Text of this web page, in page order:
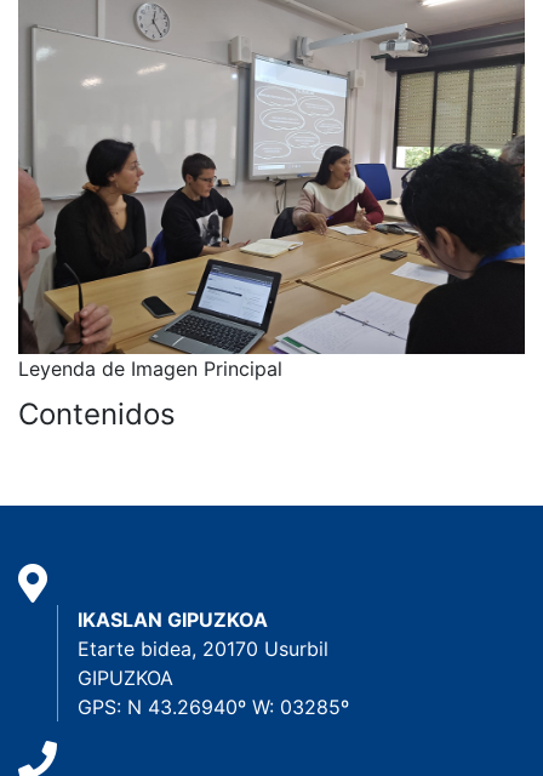
Leyenda de Imagen Principal
Contenidos
IKASLAN GIPUZKOA
Etarte bidea, 20170 Usurbil
GIPUZKOA
GPS: N 43.26940º W: 03285º